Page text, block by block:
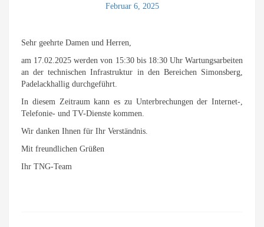
Februar 6, 2025
Sehr geehrte Damen und Herren,
am 17.02.2025 werden von 15:30 bis 18:30 Uhr Wartungsarbeiten
an der technischen Infrastruktur in den Bereichen Simonsberg,
Padelackhallig durchgeführt.
In diesem Zeitraum kann es zu Unterbrechungen der Internet-,
Telefonie- und TV-Dienste kommen.
Wir danken Ihnen für Ihr Verständnis.
Mit freundlichen Grüßen
Ihr TNG-Team